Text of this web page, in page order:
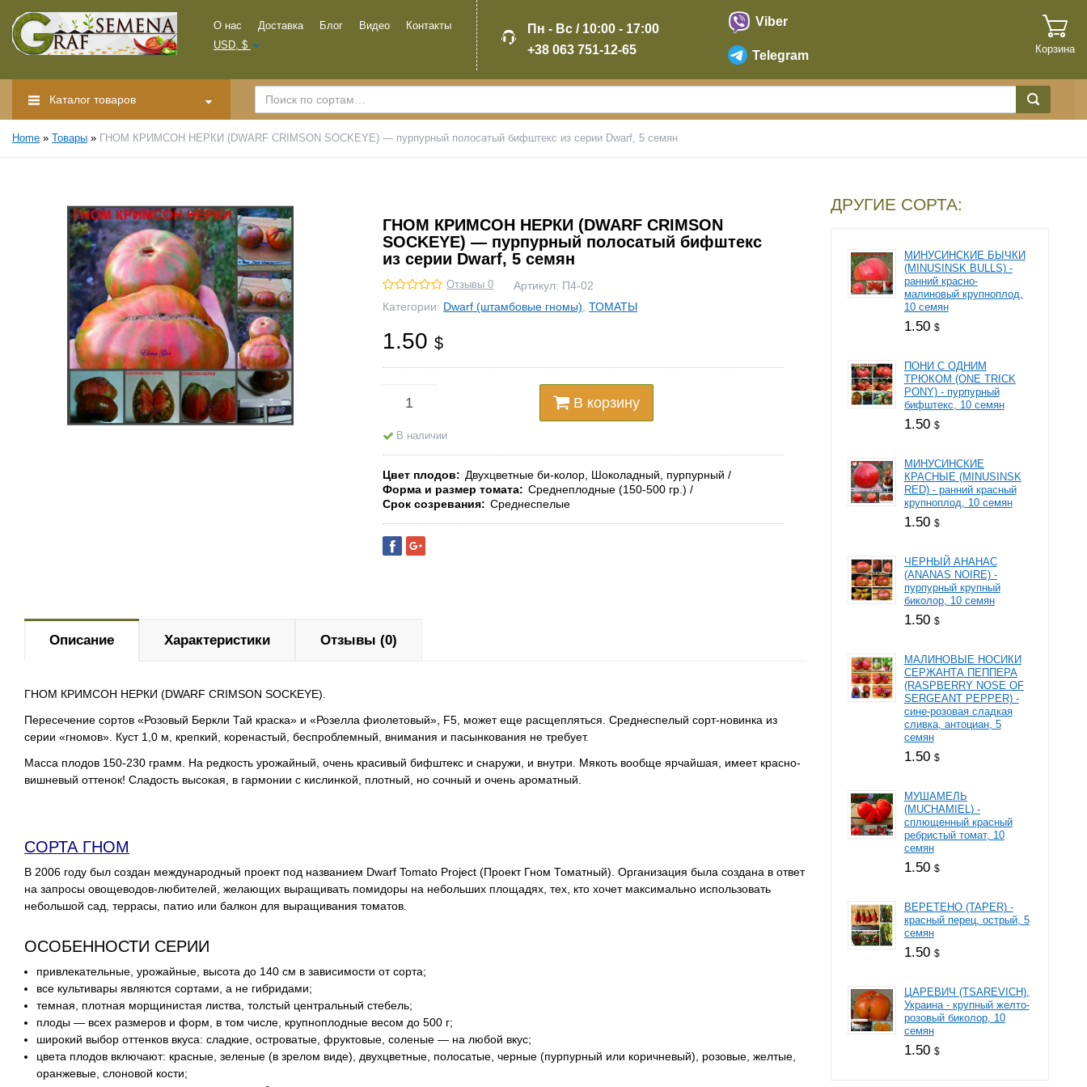
О нас Доставка Блог Видео
Контакты
USD, $
Пн - Вс / 10:00 - 17:00
+38 063 751-12-65
Viber
Telegram Корзина
Каталог товаров
Home » Товары » ГНОМ КРИМСОН НЕРКИ (DWARF CRIMSON SOCKEYE) — пурпурный полосатый бифштекс из серии Dwarf, 5 семян
ГНОМ КРИМСОН НЕРКИ (DWARF CRIMSON
SOCKEYE) — пурпурный полосатый бифштекс
из серии Dwarf, 5 семян
Отзывы 0 Артикул: П4-02
Категории: Dwarf (штамбовые гномы) ,ТОМАТЫ
1.50$
В корзину
В наличии
Цвет плодов
Двухцветные би-колор, Шоколадный, пурпурный
Форма и размер томата
Среднеплодные (150-500 гр.)
Срок созревания
Среднеспелые
Описание
ГНОМ КРИМСОН НЕРКИ (DWARF CRIMSON SOCKEYE).
Пересечение сортов «Розовый Беркли Тай краска» и «Розелла фиолетовый», F5, может еще расщепляться. Среднеспелый сорт-новинка из
серии «гномов». Куст 1,0 м, крепкий, коренастый, беспроблемный, внимания и пасынкования не требует.
Масса плодов 150-230 грамм. На редкость урожайный, очень красивый бифштекс и снаружи, и внутри. Мякоть вообще ярчайшая, имеет красно-
вишневый оттенок! Сладость высокая, в гармонии с кислинкой, плотный, но сочный и очень ароматный.
СОРТА ГНОМ
В 2006 году был создан международный проект под названием Dwarf Tomato Project (Проект Гном Томатный). Организация была создана в ответ
на запросы овощеводов-любителей, желающих выращивать помидоры на небольших площадях, тех, кто хочет максимально использовать
небольшой сад, террасы, патио или балкон для выращивания томатов.
ОСОБЕННОСТИ СЕРИИ
привлекательные, урожайные, высота до 140 см в зависимости от сорта;
все культивары являются сортами, а не гибридами;
темная, плотная морщинистая листва, толстый центральный стебель;
плоды — всех размеров и форм, в том числе, крупноплодные весом до 500 г;
широкий выбор оттенков вкуса: сладкие, островатые, фруктовые, соленые — на любой вкус;
цвета плодов включают: красные, зеленые (в зрелом виде), двухцветные, полосатые, черные (пурпурный или коричневый), розовые, желтые,
оранжевые, слоновой кости;
Характеристики Отзывы (0)
ДРУГИЕ СОРТА:
МИНУСИНСКИЕ БЫЧКИ
(MINUSINSK BULLS) -
ранний красно-
малиновый крупноплод,
10 семян
1.50 $
ПОНИ С ОДНИМ
ТРЮКОМ (ONE TRICK
PONY) - пурпурный
бифштекс, 10 семян
1.50 $
МИНУСИНСКИЕ
КРАСНЫЕ (MINUSINSK
RED) - ранний красный
крупноплод, 10 семян
1.50 $
ЧЕРНЫЙ АНАНАС
(ANANAS NOIRE) -
пурпурный крупный
биколор, 10 семян
1.50 $
МАЛИНОВЫЕ НОСИКИ
СЕРЖАНТА ПЕППЕРА
(RASPBERRY NOSE OF
SERGEANT PEPPER) -
сине-розовая сладкая
сливка, антоциан, 5
семян
1.50 $
МУШАМЕЛЬ
(MUCHAMIEL) -
сплющенный красный
ребристый томат, 10
семян
1.50 $
ВЕРЕТЕНО (TAPER) -
красный перец, острый, 5
семян
1.50 $
ЦАРЕВИЧ (TSAREVICH),
Украина - крупный желто-
розовый биколор, 10
семян
1.50 $